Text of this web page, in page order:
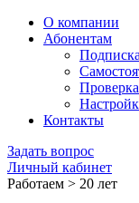
О компании
Абонентам
Контакты
Задать вопрос
Личный кабинет
Работаем > 20 лет